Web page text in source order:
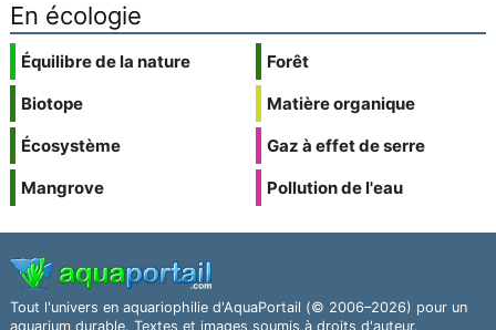
En écologie
Équilibre de la nature
Biotope
Écosystème
Mangrove
Forêt
Matière organique
Gaz à effet de serre
Pollution de l'eau
Tout l'univers en aquariophilie d'AquaPortail (© 2006–2026) pour un
aquarium durable. Textes et images soumis à droits d'auteur.